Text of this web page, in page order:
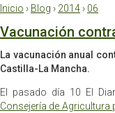
Inicio › Blog › 2014 › 06
Vacunación
La vacunación anual
Castilla-La Mancha.
El pasado día 10 El
Consejería de Agricultura